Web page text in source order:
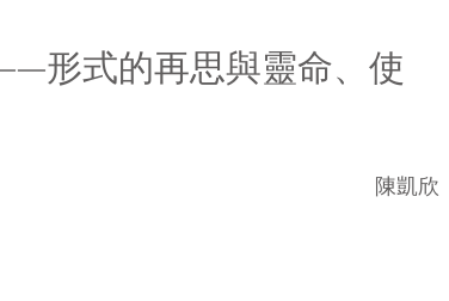
形式的再思與靈命、使
陳凱欣